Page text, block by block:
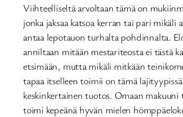
Viihteelliseltä arvoltaan tämä on
jonka jaksaa katsoa kerran tai pari mikäli
antaa lepotauon turhalta pohdinnalta.
anniltaan mitään mestariteosta ei tästä
etsimään, mutta mikäli mitkään
tapaa itselleen toimii on tämä
keskinkertainen tuotos. Omaan makuuni
toimi kepeänä hyvän mielen